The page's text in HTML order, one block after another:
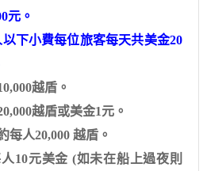
元。
下小費每位旅客每天共美金20
越盾。
越盾或美金1元。
每人20,000 越盾。
10元美金 (如未在船上過夜則